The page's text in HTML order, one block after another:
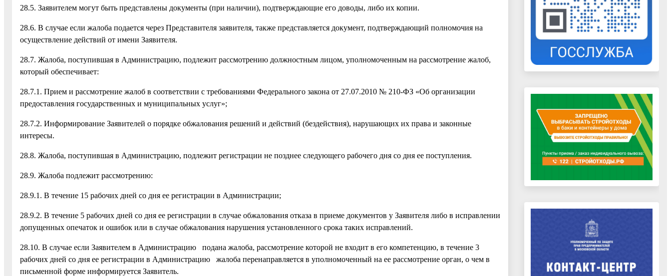
28.5. Заявителем могут быть представлены документы (при наличии), подтверждающие его доводы, либо их копии.
28.6. В случае если жалоба подается через Представителя заявителя, также представляется документ, подтверждающий полномочия на
осуществление действий от имени Заявителя.
28.7. Жалоба, поступившая в Администрацию, подлежит рассмотрению должностным лицом, уполномоченным на рассмотрение жалоб,
который обеспечивает:
28.7.1. Прием и рассмотрение жалоб в соответствии с требованиями Федерального закона от 27.07.2010 № 210-ФЗ «Об организации
предоставления государственных и муниципальных услуг»;
28.7.2. Информирование Заявителей о порядке обжалования решений и действий (бездействия), нарушающих их права и законные
интересы.
28.8. Жалоба, поступившая в Администрацию, подлежит регистрации не позднее следующего рабочего дня со дня ее поступления.
28.9. Жалоба подлежит рассмотрению:
28.9.1. В течение 15 рабочих дней со дня ее регистрации в Администрации;
28.9.2. В течение 5 рабочих дней со дня ее регистрации в случае обжалования отказа в приеме документов у Заявителя либо в исправлении
допущенных опечаток и ошибок или в случае обжалования нарушения установленного срока таких исправлений.
28.10. В случае если Заявителем в Администрацию подана жалоба, рассмотрение которой не входит в его компетенцию, в течение 3
рабочих дней со дня ее регистрации в Администрацию жалоба перенаправляется в уполномоченный на ее рассмотрение орган, о чем в
письменной форме информируется Заявитель.